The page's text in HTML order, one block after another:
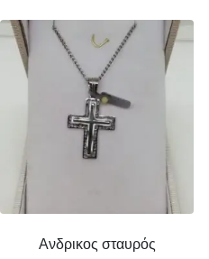
Ανδρικος σταυρός